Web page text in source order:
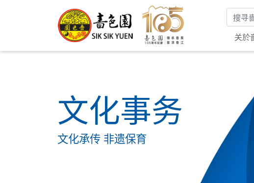
搜寻关
关於
文化事务
文化承传 非遗保育